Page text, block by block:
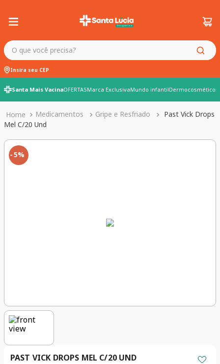
O que você precisa?
Insira seu CEP
Santa Mais VacinaOFERTASMarca ExclusivaMundo infantilDermocosméticos
Medicamentos Gripe e Resfriado
Past Vick Drops
Mel C/20 Und
5%
PAST VICK DROPS MEL C/20 UND